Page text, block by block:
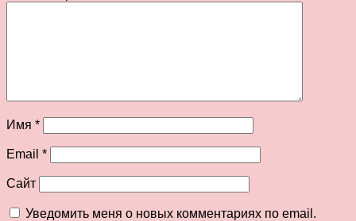
Имя *
Email *
Сайт
Уведомить меня о новых комментариях по email.